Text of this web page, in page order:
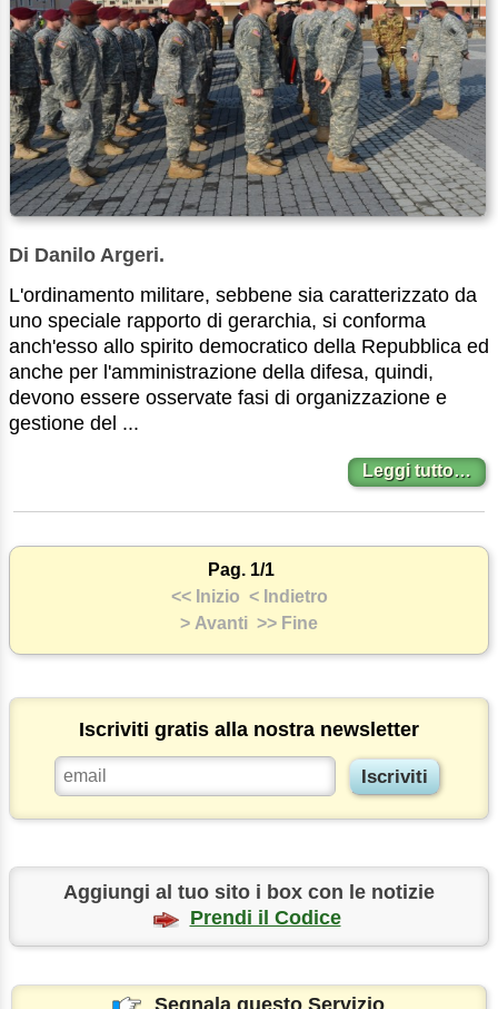
Di Danilo Argeri.
L'ordinamento militare, sebbene sia caratterizzato da
uno speciale rapporto di gerarchia, si conforma
anch'esso allo spirito democratico della Repubblica ed
anche per l'amministrazione della difesa, quindi,
devono essere osservate fasi di organizzazione e
gestione del ...
Leggi tutto…
Pag. 1/1
<< Inizio < Indietro
> Avanti >> Fine
Iscriviti gratis alla nostra newsletter
Aggiungi al tuo sito i box con le notizie
Prendi il Codice
Segnala questo Servizio